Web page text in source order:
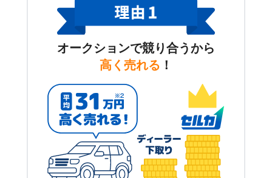
オークションで競り合うから
高く売れる ！